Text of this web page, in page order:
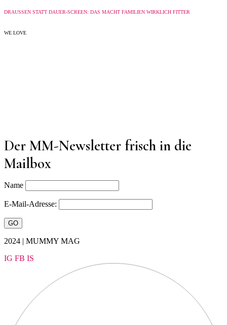
DRAUSSEN STATT DAUER-SCREEN: DAS MACHT FAMILIEN WIRKLICH FITTER
WE LOVE
Der MM-Newsletter frisch in die
Mailbox
Name
E-Mail-Adresse:
2024 | MUMMY MAG
IG FB IS